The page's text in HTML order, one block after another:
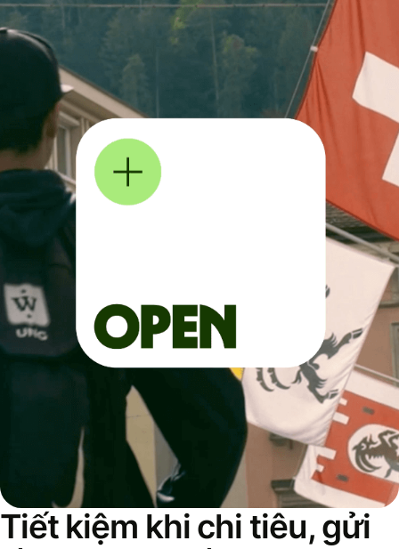
Tiết kiệm khi chi tiêu, gửi